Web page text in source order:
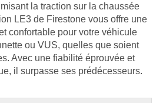
la traction sur la chaussée
LE3 de Firestone vous offre une
confortable pour votre véhicule
ou VUS, quelles que soient
Avec une fiabilité éprouvée et
il surpasse ses prédécesseurs.